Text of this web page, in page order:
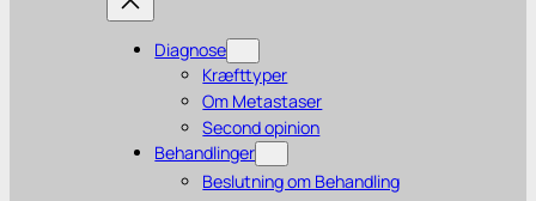
Diagnose
Kræfttyper
Om Metastaser
Second opinion
Behandlinger
Beslutning om Behandling